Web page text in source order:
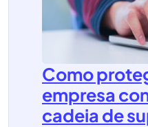
Como
empresa
cadeia de